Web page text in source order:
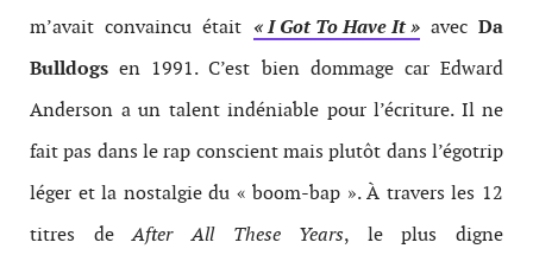
m’avait convaincu était « I Got To Have It »avecDa
Bulldogs en 1991. C’est bien dommage car Edward
Anderson a un talent indéniable pour l’écriture. Il ne
fait pas dans le rap conscient mais plutôt dans l’égotrip
léger et la nostalgie du « boom-bap ». À travers les 12
titres deAfter All These Years, le plus digne